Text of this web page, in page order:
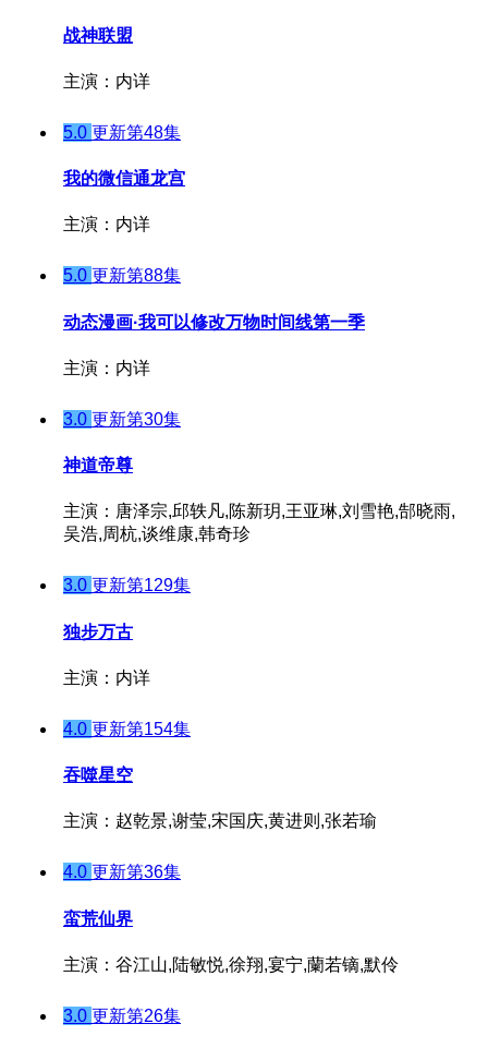
战神联盟
主演：内详
5.0 更新第48集
我的微信通龙宫
主演：内详
5.0 更新第88集
动态漫画·我可以修改万物时间线第一季
主演：内详
3.0 更新第30集
神道帝尊
主演：唐泽宗,邱轶凡,陈新玥,王亚琳,刘雪艳,郜晓雨,
吴浩,周杭,谈维康,韩奇珍
3.0 更新第129集
独步万古
主演：内详
4.0 更新第154集
吞噬星空
主演：赵乾景,谢莹,宋国庆,黄进则,张若瑜
4.0 更新第36集
蛮荒仙界
主演：谷江山,陆敏悦,徐翔,宴宁,蘭若镝,默伶
3.0 更新第26集